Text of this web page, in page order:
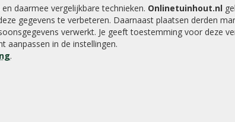
daarmee vergelijkbare technieken. Onlinetuinhout.nl
gegevens te verbeteren. Daarnaast plaatsen derden
verwerkt. Je geeft toestemming voor deze
aanpassen in de instellingen.
.
voor in de tuin
schapenhek
Tuinhekken
Tuinhuizen
Blokhutten
Overkappingen